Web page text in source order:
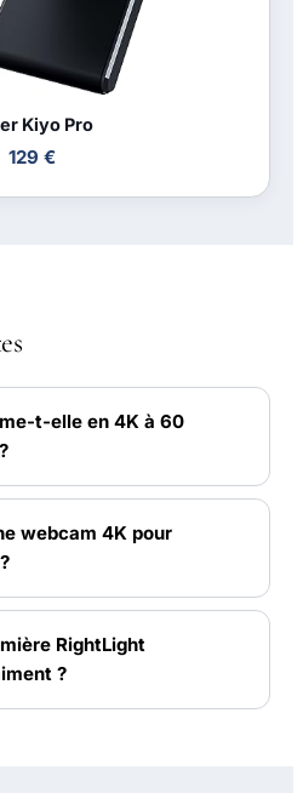
Kiyo Pro
129 €
t-elle en 4K à 60
webcam 4K pour
RightLight
?